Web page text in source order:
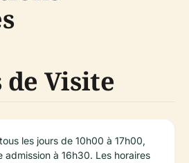
Visite
les jours de 10h00 à 17h00,
admission à 16h30. Les horaires